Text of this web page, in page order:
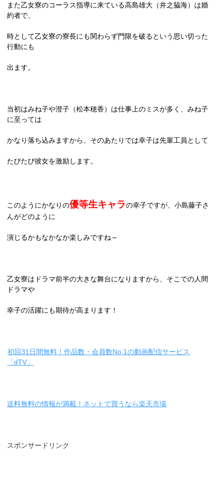
また乙女寮のコーラス指導に来ている高島雄大（井之脇海）は婚
約者で、
時として乙女寮の寮長にも関わらず門限を破るという思い切った
行動にも
出ます。
当初はみね子や澄子（松本穂香）は仕事上のミスが多く、みね子
に至っては
かなり落ち込みますから、そのあたりでは幸子は先輩工員として
たびたび彼女を激励します。
このようにかなりの優等生キャラの幸子ですが、小島藤子さ
んがどのように
演じるかもなかなか楽しみですね～
乙女寮はドラマ前半の大きな舞台になりますから、そこでの人間
ドラマや
幸子の活躍にも期待が高まります！
初回31日間無料！作品数・会員数No.1の動画配信サービス
「dTV」
送料無料の情報が満載！ネットで買うなら楽天市場
スポンサードリンク